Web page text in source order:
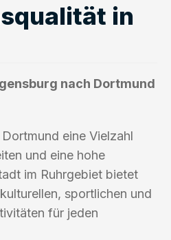
in
nach Dortmund
eine Vielzahl
und eine hohe
im Ruhrgebiet bietet
sportlichen und
für jeden